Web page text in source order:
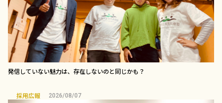
発信していない魅力は、存在しないのと同じかも？
採用広報 2026/08/07